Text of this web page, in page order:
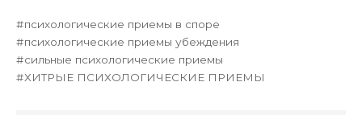
психологические приемы в споре
психологические приемы убеждения
сильные психологические приемы
ХИТРЫЕ ПСИХОЛОГИЧЕСКИЕ ПРИЕМЫ